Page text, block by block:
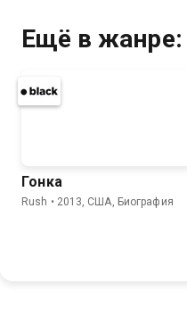
Ещё в
Гонка
Rush • 2013, США, Биография